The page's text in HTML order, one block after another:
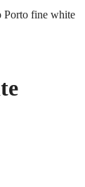
Porto fine white